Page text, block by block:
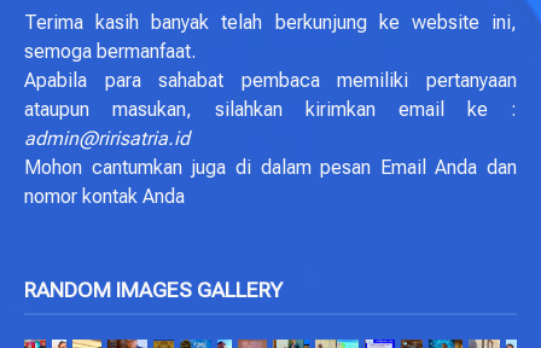
Terima kasih banyak telah berkunjung ke website ini,
semoga bermanfaat.
Apabila para sahabat pembaca memiliki pertanyaan
ataupun masukan, silahkan kirimkan email ke :
admin@ririsatria.id
Mohon cantumkan juga di dalam pesan Email Anda dan
nomor kontak Anda
RANDOM IMAGES GALLERY